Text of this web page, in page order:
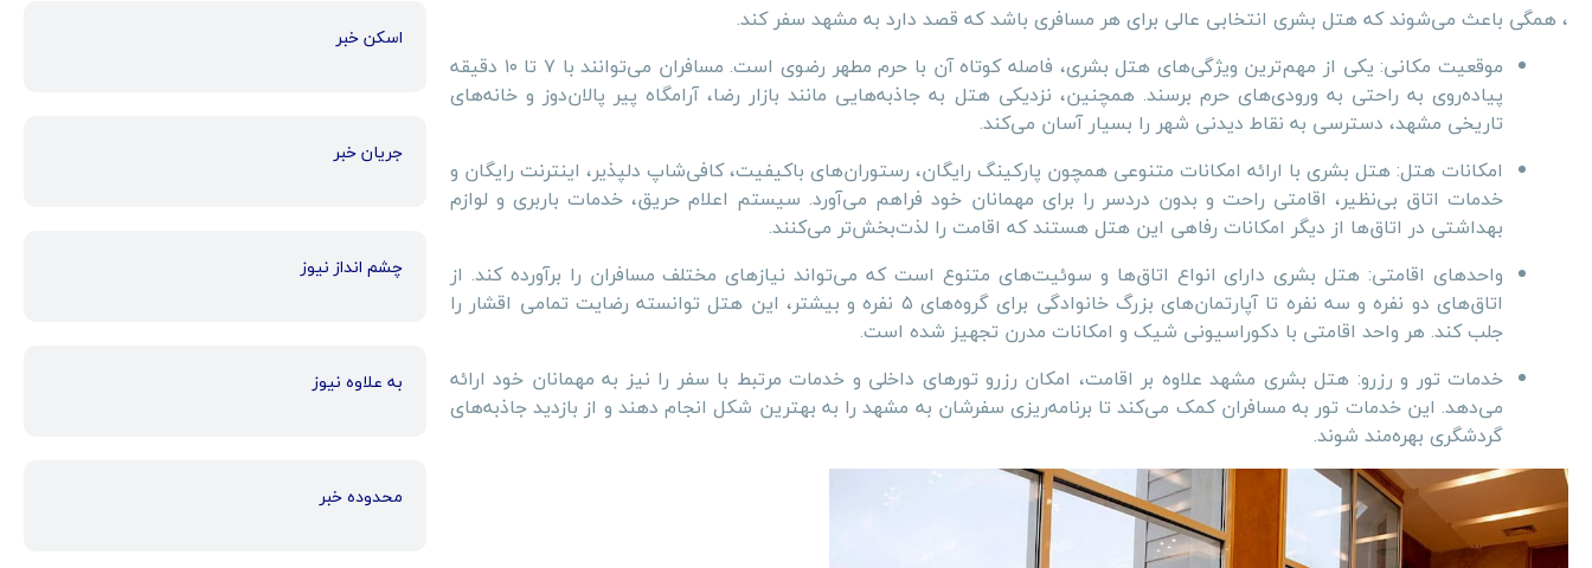
، همگی باعث می‌شوند که هتل بشری انتخابی عالی برای هر مسافری باشد که قصد دارد به مشهد سفر کند.
موقعیت مکانی: یکی از مهم‌ترین ویژگی‌های هتل بشری، فاصله کوتاه آن با حرم مطهر رضوی است. مسافران می‌توانند با ۷ تا ۱۰ دقیقه
پیاده‌روی به راحتی به ورودی‌های حرم برسند. همچنین، نزدیکی هتل به جاذبه‌هایی مانند بازار رضا، آرامگاه پیر پالان‌دوز و خانه‌های
تاریخی مشهد، دسترسی به نقاط دیدنی شهر را بسیار آسان می‌کند.
امکانات هتل: هتل بشری با ارائه امکانات متنوعی همچون پارکینگ رایگان، رستوران‌های باکیفیت، کافی‌شاپ دلپذیر، اینترنت رایگان و
خدمات اتاق بی‌نظیر، اقامتی راحت و بدون دردسر را برای مهمانان خود فراهم می‌آورد. سیستم اعلام حریق، خدمات باربری و لوازم
بهداشتی در اتاق‌ها از دیگر امکانات رفاهی این هتل هستند که اقامت را لذت‌بخش‌تر می‌کنند.
واحدهای اقامتی: هتل بشری دارای انواع اتاق‌ها و سوئیت‌های متنوع است که می‌تواند نیازهای مختلف مسافران را برآورده کند. از
اتاق‌های دو نفره و سه نفره تا آپارتمان‌های بزرگ خانوادگی برای گروه‌های ۵ نفره و بیشتر، این هتل توانسته رضایت تمامی اقشار را
جلب کند. هر واحد اقامتی با دکوراسیونی شیک و امکانات مدرن تجهیز شده است.
خدمات تور و رزرو: هتل بشری مشهد علاوه بر اقامت، امکان رزرو تورهای داخلی و خدمات مرتبط با سفر را نیز به مهمانان خود ارائه
می‌دهد. این خدمات تور به مسافران کمک می‌کند تا برنامه‌ریزی سفرشان به مشهد را به بهترین شکل انجام دهند و از بازدید جاذبه‌های
گردشگری بهره‌مند شوند.
اسکن خبر
جریان خبر
چشم انداز نیوز
به علاوه نیوز
محدوده خبر